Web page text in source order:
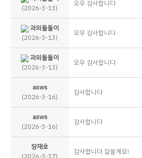
(2026-3-13)
오우 감사합니다
과외돌돌이
(2026-3-13)
오우 감사합니다
과외돌돌이
(2026-3-13)
오우 감사합니다
asws
(2026-3-16)
감사합니다
asws
(2026-3-16)
감사합니다
장재호
감사합니더 잘쓸게요!